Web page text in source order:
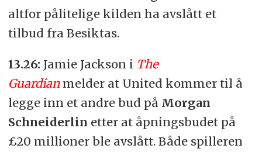
altfor pålitelige kilden ha avslått et
tilbud fra Besiktas.
13.26: Jamie Jackson i The
Guardianmelder at United kommer til å
legge inn et andre bud på Morgan
Schneiderlin etter at åpningsbudet på
£20 millioner ble avslått. Både spilleren